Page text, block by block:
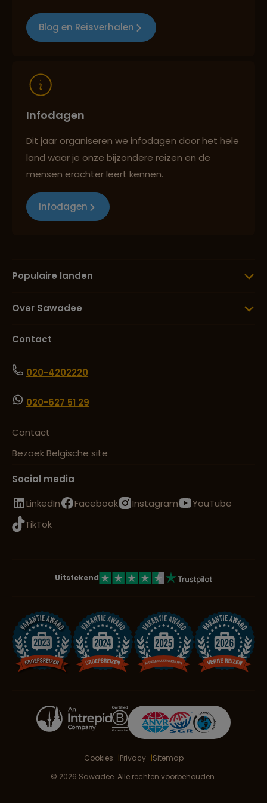
Blog en Reisverhalen
Infodagen
Dit jaar organiseren we infodagen door het hele
land waar je onze bijzondere reizen en de
mensen erachter leert kennen.
Infodagen
Populaire landen
Over Sawadee
Contact
020-4202220
020-627 51 29
Contact
Bezoek Belgische site
Social media
LinkedIn
Facebook Instagram
YouTube
TikTok
Uitstekend
Cookies Privacy
Sitemap
© 2026 Sawadee. Alle rechten voorbehouden.